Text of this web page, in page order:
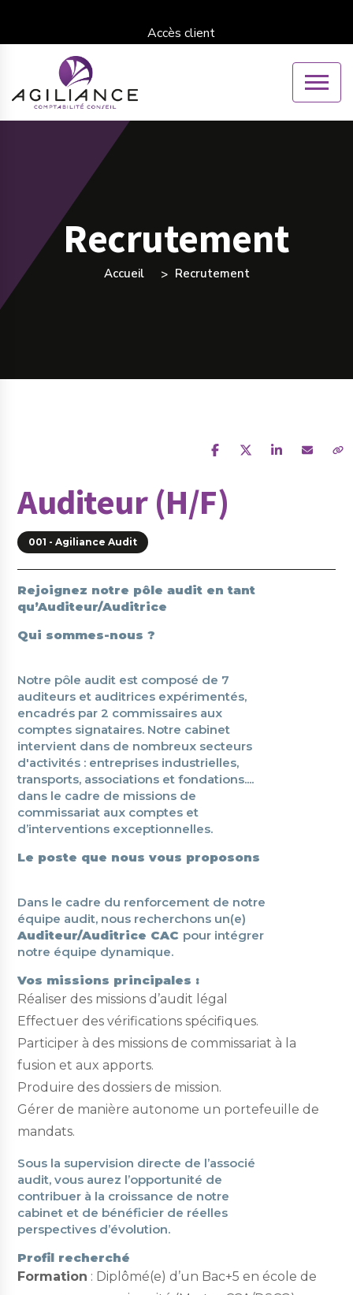
Accès client
Recrutement
Accueil Recrutement
Auditeur (H/F)
001 - Agiliance Audit
Rejoignez notre pôle audit en tant
qu’Auditeur/Auditrice
Qui sommes-nous ?
Notre pôle audit est composé de 7
auditeurs et auditrices expérimentés,
encadrés par 2 commissaires aux
comptes signataires. Notre cabinet
intervient dans de nombreux secteurs
d'activités : entreprises industrielles,
transports, associations et fondations....
dans le cadre de missions de
commissariat aux comptes et
d’interventions exceptionnelles.
Le poste que nous vous proposons
Dans le cadre du renforcement de notre
équipe audit, nous recherchons un(e)
Auditeur/Auditrice CAC pour intégrer
notre équipe dynamique.
Vos missions principales :
Réaliser des missions d’audit légal
Effectuer des vérifications spécifiques.
Participer à des missions de commissariat à la
fusion et aux apports.
Produire des dossiers de mission.
Gérer de manière autonome un portefeuille de
mandats.
Sous la supervision directe de l’associé
audit, vous aurez l’opportunité de
contribuer à la croissance de notre
cabinet et de bénéficier de réelles
perspectives d’évolution.
Profil recherché
Formation : Diplômé(e) d’un Bac+5 en école de